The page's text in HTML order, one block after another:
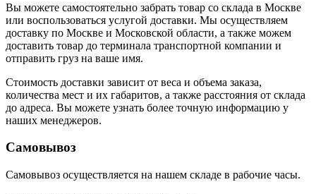
Вы можете самостоятельно забрать товар со склада в Москве
или воспользоваться услугой доставки. Мы осуществляем
доставку по Москве и Московской области, а также можем
доставить товар до терминала транспортной компании и
отправить груз на ваше имя.
Стоимость доставки зависит от веса и объема заказа,
количества мест и их габаритов, а также расстояния от склада
до адреса. Вы можете узнать более точную информацию у
наших менеджеров.
Самовывоз
Самовывоз осуществляется на нашем складе в рабочие часы.